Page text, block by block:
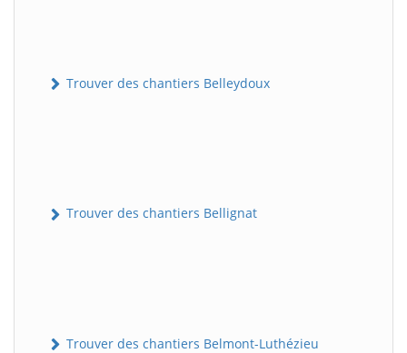
Trouver des chantiers Belleydoux
Trouver des chantiers Bellignat
Trouver des chantiers Belmont-Luthézieu